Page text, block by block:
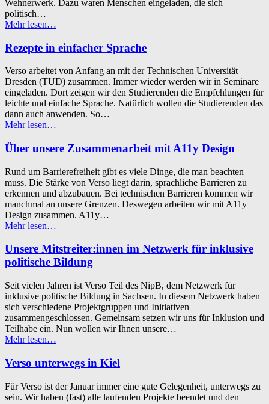
Wehnerwerk. Dazu waren Menschen eingeladen, die sich
politisch…
Mehr lesen
alle:
ein
Kurs
im
Wehnerwerk
Dresden”
…
Rezepte in einfacher Sprache
Verso arbeitet von Anfang an mit der Technischen Universität
Dresden (TUD) zusammen. Immer wieder werden wir in Seminare
eingeladen. Dort zeigen wir den Studierenden die Empfehlungen für
leichte und einfache Sprache. Natürlich wollen die Studierenden das
dann auch anwenden. So…
Mehr lesen
einfacher
Sprache”
…
Über unsere Zusammenarbeit mit A11y Design
Rund um Barrierefreiheit gibt es viele Dinge, die man beachten
muss. Die Stärke von Verso liegt darin, sprachliche Barrieren zu
erkennen und abzubauen. Bei technischen Barrieren kommen wir
manchmal an unsere Grenzen. Deswegen arbeiten wir mit A11y
Design zusammen. A11y…
Mehr lesen
Zusammenarbeit
mit
A11y
…
Unsere Mitstreiter:innen im Netzwerk für inklusive
politische Bildung
Seit vielen Jahren ist Verso Teil des NipB, dem Netzwerk für
inklusive politische Bildung in Sachsen. In diesem Netzwerk haben
sich verschiedene Projektgruppen und Initiativen
zusammengeschlossen. Gemeinsam setzen wir uns für Inklusion und
Teilhabe ein. Nun wollen wir Ihnen unsere…
Mehr lesen
im
Netzwerk
für
inklusive
…
Verso unterwegs in Kiel
Für Verso ist der Januar immer eine gute Gelegenheit, unterwegs zu
sein. Wir haben (fast) alle laufenden Projekte beendet und den